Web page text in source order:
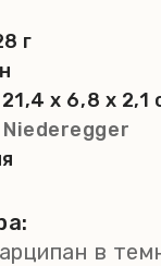
г
21,4 x 6,8 x 2,1
Niederegger
в